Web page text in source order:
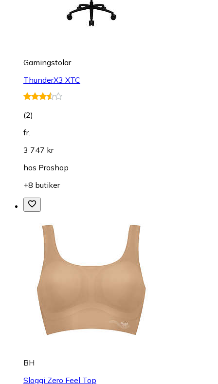
Gamingstolar
ThunderX3 XTC
(2)
fr.
3 747 kr
hos Proshop
+8 butiker
BH
Sloggi Zero Feel Top